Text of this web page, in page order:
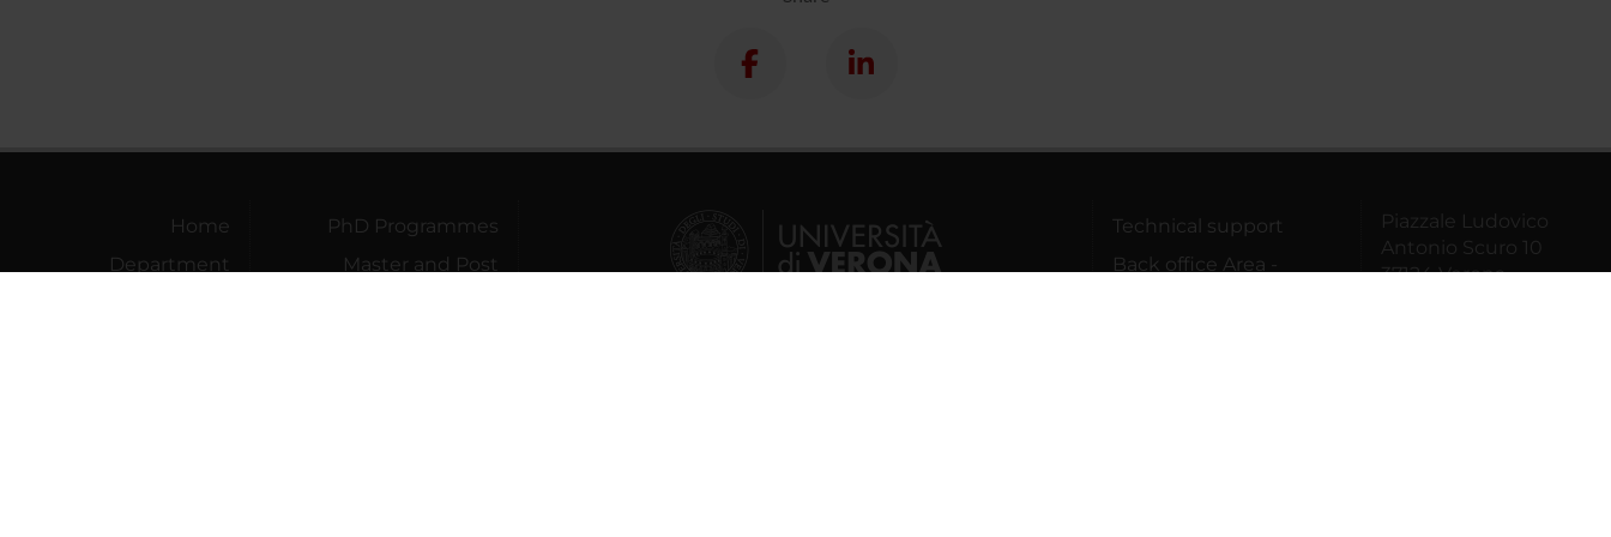
Home
Department
PhD Programmes
Master and Post
Technical support
Back office Area -
Piazzale Ludovico
Antonio Scuro 10
37124 Verona